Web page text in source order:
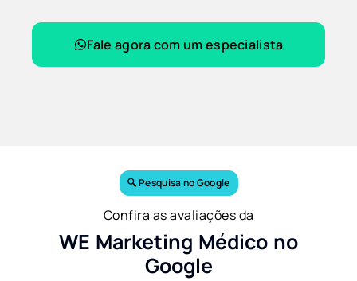
Fale agora com um especialista
🔍 Pesquisa no Google
Confira as avaliações da
WE Marketing Médico no
Google